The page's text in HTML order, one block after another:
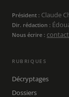
Président : Claude
Dir. rédaction :
Nous écrire :
RUBRIQUES
Décryptages
Dossiers